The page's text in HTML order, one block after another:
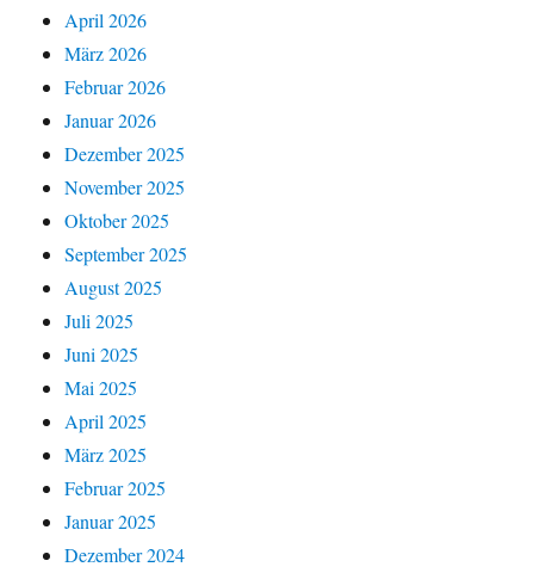
April 2026
März 2026
Februar 2026
Januar 2026
Dezember 2025
November 2025
Oktober 2025
September 2025
August 2025
Juli 2025
Juni 2025
Mai 2025
April 2025
März 2025
Februar 2025
Januar 2025
Dezember 2024